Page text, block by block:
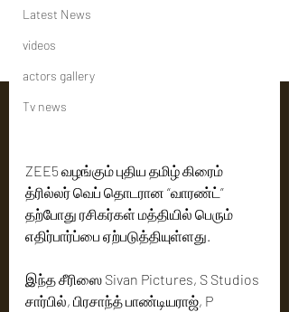
Latest News
videos
actors gallery
Tv news
ZEE5 வழங்கும் புதிய தமிழ் கிரைம்
த்ரில்லர் வெப் தொடரான “வாரண்ட்”
தற்போது ரசிகர்கள் மத்தியில் பெரும்
எதிர்பார்ப்பை ஏற்படுத்தியுள்ளது.
இந்த சீரிஸை Sivan Pictures, S Studios
சார்பில், பிரசாந்த் பாண்டியராஜ், P